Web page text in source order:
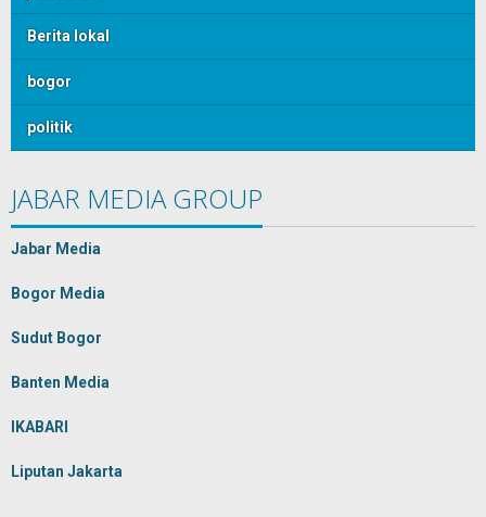
Berita lokal
bogor
politik
JABAR MEDIA GROUP
Jabar Media
Bogor Media
Sudut Bogor
Banten Media
IKABARI
Liputan Jakarta